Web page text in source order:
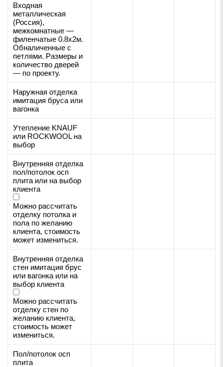
Входная
металлическая
(Россия),
межкомнатные —
филенчатые 0.8х2м.
Обналиченные с
петлями. Размеры и
количество дверей
— по проекту.
Наружная отделка
имитация бруса или
вагонка
Утепление KNAUF
или ROCKWOOL на
выбор
Внутренняя отделка
пол/потолок осп
плита или на выбор
клиента
Можно рассчитать
отделку потолка и
пола по желанию
клиента, стоимость
может измениться.
Внутренняя отделка
стен имитация брус
или вагонка или на
выбор клиента
Можно рассчитать
отделку стен по
желанию клиента,
стоимость может
измениться.
Пол/потолок осп
плита